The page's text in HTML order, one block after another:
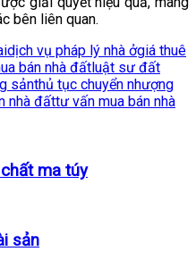
bên liên quan.
dịch vụ pháp lý nhà ởgiá thuê
bán nhà đất luật sư đất
sảnthủ tục chuyển nhượng
nhà đấttư vấn mua bán nhà
ma túy
sản